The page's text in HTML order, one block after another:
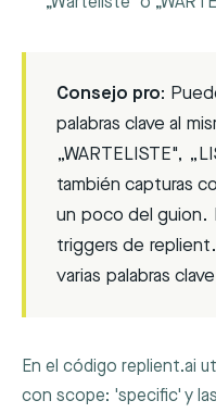
Consejo pro:
palabras clave al
„WARTELISTE",
también capturas
un poco del guion.
triggers de
varias palabras
En el código replient.ai
con scope: 'specific' y las